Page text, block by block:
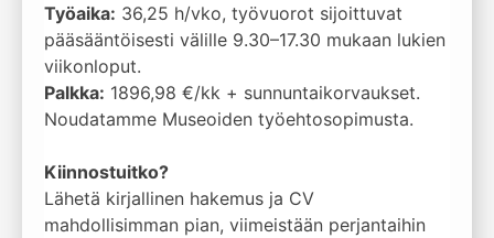
Työaika: 36,25 h/vko, työvuorot sijoittuvat
pääsääntöisesti välille 9.30–17.30 mukaan lukien
viikonloput.
Palkka: 1896,98 €/kk + sunnuntaikorvaukset.
Noudatamme Museoiden työehtosopimusta.
Kiinnostuitko?
Lähetä kirjallinen hakemus ja CV
mahdollisimman pian, viimeistään perjantaihin